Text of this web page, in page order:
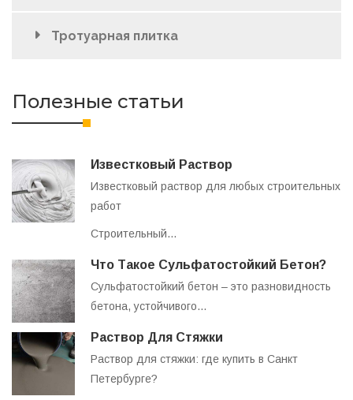
Тротуарная плитка
Полезные статьи
Известковый Раствор
Известковый раствор для любых строительных
работ
Строительный…
Что Такое Сульфатостойкий Бетон?
Сульфатостойкий бетон – это разновидность
бетона, устойчивого…
Раствор Для Стяжки
Раствор для стяжки: где купить в Санкт
Петербурге?